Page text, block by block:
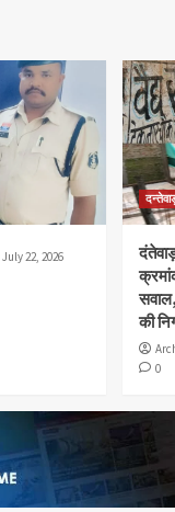
July 22, 2026
की
0